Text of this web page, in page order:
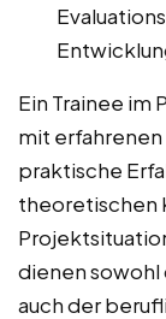
Ein Trainee
mit
praktische
theoretischen
dienen sowohl
auch der